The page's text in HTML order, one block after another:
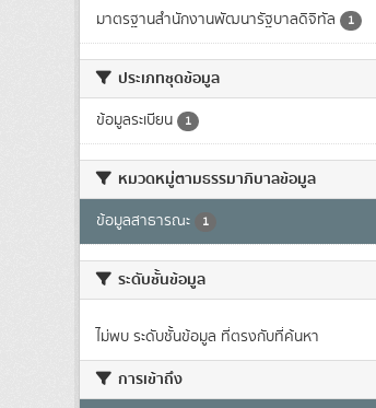
มาตรฐานสำนักงานพัฒนารัฐบาลดิจิทัล 1
ประเภทชุดข้อมูล
ข้อมูลระเบียน 1
หมวดหมู่ตามธรรมาภิบาลข้อมูล
ข้อมูลสาธารณะ 1
ระดับชั้นข้อมูล
ไม่พบ ระดับชั้นข้อมูล ที่ตรงกับที่ค้นหา
การเข้าถึง